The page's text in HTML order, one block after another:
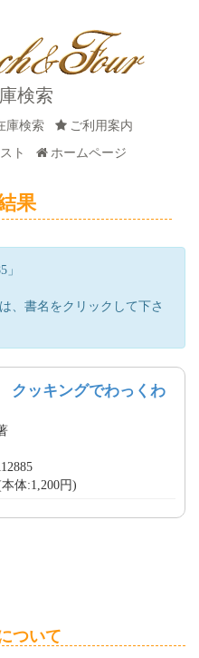
検索
庫検索
ご利用案内
ト ホームページ
果
、書名をクリックして下さ
クッキングでわっくわ
体:1,200円)
ついて